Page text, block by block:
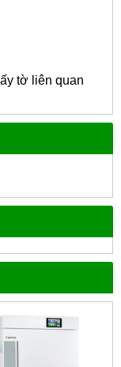
tờ liên quan